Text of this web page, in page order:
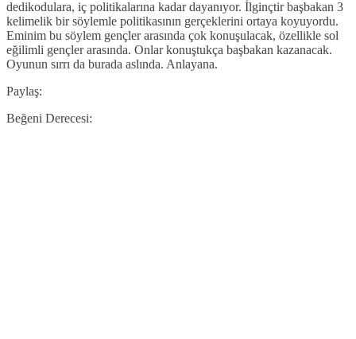
dedikodulara, iç politikalarına kadar dayanıyor. İlginçtir başbakan 3
kelimelik bir söylemle politikasının gerçeklerini ortaya koyuyordu.
Eminim bu söylem gençler arasında çok konuşulacak, özellikle sol
eğilimli gençler arasında. Onlar konuştukça başbakan kazanacak.
Oyunun sırrı da burada aslında. Anlayana.
Paylaş:
Beğeni Derecesi: